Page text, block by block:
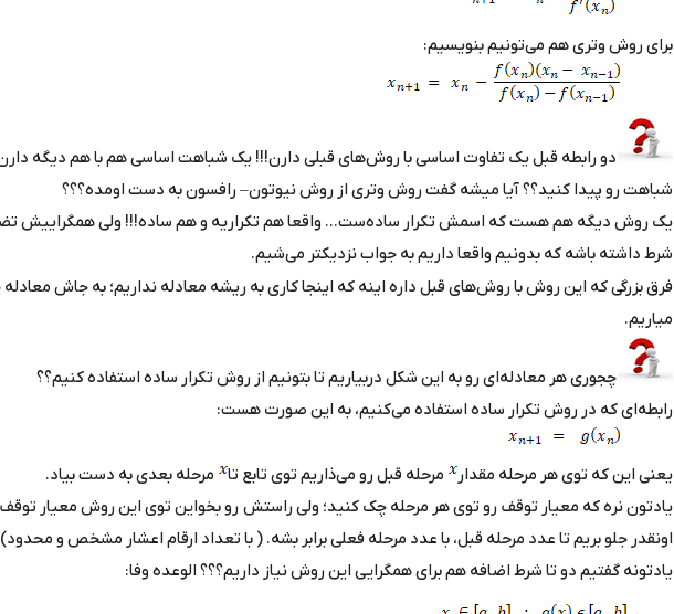
برای روش وتری هم می‌تونیم بنویسیم:
دو رابطه قبل یک تفاوت اساسی با روش‌های قبلی دارن!!! یک شباهت اساسی هم با هم دیگه
شباهت رو پیدا کنید؟؟ آیا میشه گفت روش وتری از روش نیوتون– رافسون به دست اومده؟؟؟
یک روش دیگه هم هست که اسمش تکرار ساده‌ست... واقعا هم تکراریه و هم ساده!!! ولی همگراییش
شرط داشته باشه که بدونیم واقعا داریم به جواب نزدیکتر می‌شیم.
فرق بزرگی که این روش با روش‌های قبل داره اینه که اینجا کاری به ریشه معادله نداریم؛ به جاش
میاریم.
چجوری هر معادله‌ای رو به این شکل دربیاریم تا بتونیم از روش تکرار ساده استفاده کنیم؟؟
رابطه‌ای که در روش تکرار ساده استفاده می‌کنیم، به این صورت هست:
یعنی این که توی هر مرحله مقدار مرحله قبل رو می‌ذاریم توی تابع تا
مرحله بعدی به دست بیاد.
یادتون نره که معیار توقف رو توی هر مرحله چک کنید؛ ولی راستش رو بخواین توی این روش معیار
اونقدر جلو بریم تا عدد مرحله قبل، با عدد مرحله فعلی برابر بشه. ( با تعداد ارقام اعشار مشخص و محدود)
یادتونه گفتیم دو تا شرط اضافه هم برای همگرایی این روش نیاز داریم؟؟؟ الوعده وفا: